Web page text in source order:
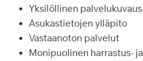
Yksilöllinen palvelukuvaus
Asukastietojen ylläpito
Vastaanoton palvelut
Monipuolinen harrastus- ja